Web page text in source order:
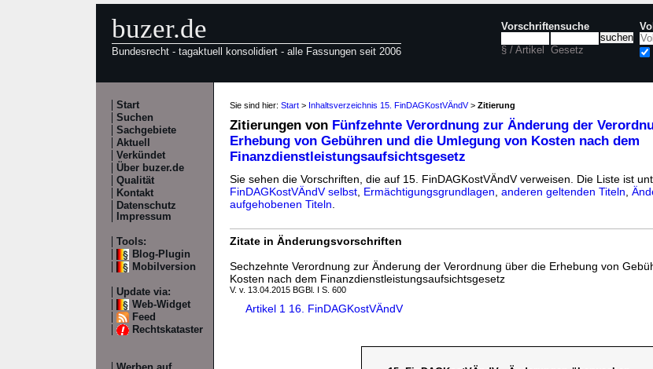
buzer.de
Bundesrecht - tagaktuell konsolidiert - alle Fassungen seit 2006
Vorschriftensuche
§ / Artikel Gesetz
Start
Suchen
Sachgebiete
Aktuell
Verkündet
Über buzer.de
Qualität
Kontakt
Datenschutz
Impressum
Tools:
Blog-Plugin
Mobilversion
Update via:
Web-Widget
Feed
Rechtskataster
Sie sind hier: Start > Inhaltsverzeichnis 15. FinDAGKostVÄndV> Zitierung
Zitierungen von Fünfzehnte Verordnung zur Änderung der
Erhebung von Gebühren und die Umlegung von Kosten nach dem
Finanzdienstleistungsaufsichtsgesetz
Sie sehen die Vorschriften, die auf 15. FinDAGKostVÄndV verweisen. Die Liste ist
FinDAGKostVÄndV selbst Ermächtigungsgrundlagen anderen geltenden Titeln
aufgehobenen Titeln
Zitate in Änderungsvorschriften
Sechzehnte Verordnung zur Änderung der Verordnung über die Erhebung von
Kosten nach dem Finanzdienstleistungsaufsichtsgesetz
V. v. 13.04.2015 BGBl. I S. 600
Artikel 1 16. FinDAGKostVÄndV